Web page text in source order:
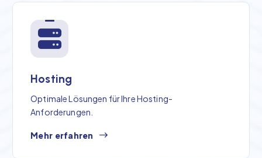
Hosting
Optimale Lösungen für Ihre Hosting-
Anforderungen.
Mehr erfahren